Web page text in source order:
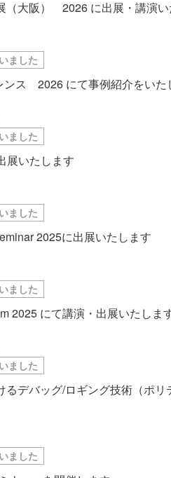
（大阪） 2026 に出展・講演い
ました
ンス 2026 にて事例紹介をいた
ました
展いたします
ました
2025に出展いたします
ました
2025 にて講演・出展いたしま
ました
るデバッグ/ロギング技術（ポリ
ました